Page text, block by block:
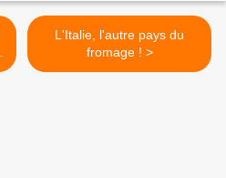
L'Italie, l'autre pays du
fromage ! >